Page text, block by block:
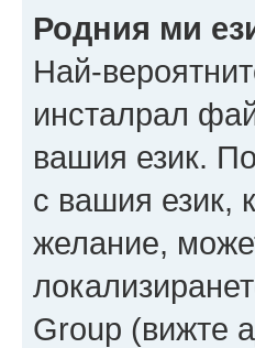
Родния ми
Най-
инсталрал
вашия език.
с вашия език,
желание,
Group (вижте